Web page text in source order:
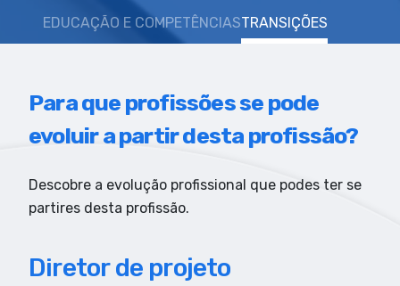
EDUCAÇÃO E COMPETÊNCIASTRANSIÇÕES
Para que profissões se pode
evoluir a partir desta profissão?
Descobre a evolução profissional que podes ter se
partires desta profissão.
Diretor de projeto